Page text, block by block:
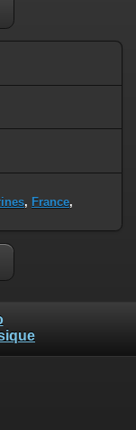
, France,